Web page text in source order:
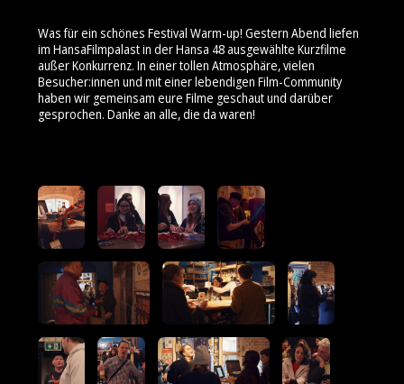
Was für ein schönes Festival Warm-up! Gestern Abend liefen
im HansaFilmpalast in der Hansa 48 ausgewählte Kurzfilme
außer Konkurrenz. In einer tollen Atmosphäre, vielen
Besucher:innen und mit einer lebendigen Film-Community
haben wir gemeinsam eure Filme geschaut und darüber
gesprochen. Danke an alle, die da waren!